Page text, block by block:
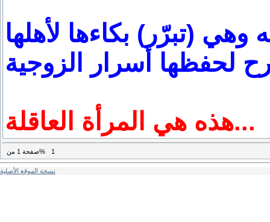
(تبرّر) بكاءها لأهلها
لحفظها أسرار الزوجية
هذه هي المرأة العاقلة...
صفحة 1 من% 1
نسخة الموقع الأصلية